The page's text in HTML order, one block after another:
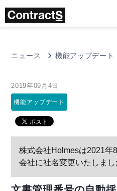
ニュース 機能アップデート
2019年09月4日
機能アップデート
株式会社Holmesは2021年
会社に社名変更いたしまし